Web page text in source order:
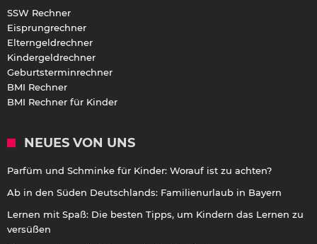
SSW Rechner
Eisprungrechner
Elterngeldrechner
Kindergeldrechner
Geburtsterminrechner
BMI Rechner
BMI Rechner für Kinder
NEUES VON UNS
Parfüm und Schminke für Kinder: Worauf ist zu achten?
Ab in den Süden Deutschlands: Familienurlaub in Bayern
Lernen mit Spaß: Die besten Tipps, um Kindern das Lernen zu
versüßen